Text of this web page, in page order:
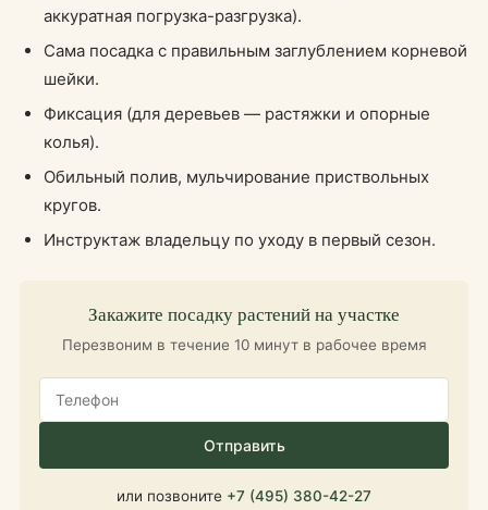
аккуратная погрузка-разгрузка).
Сама посадка с правильным заглублением корневой
шейки.
Фиксация (для деревьев — растяжки и опорные
колья).
Обильный полив, мульчирование приствольных
кругов.
Инструктаж владельцу по уходу в первый сезон.
Закажите посадку растений на участке
Перезвоним в течение 10 минут в рабочее время
Отправить
или позвоните +7 (495) 380-42-27